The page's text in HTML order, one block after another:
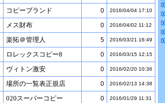
コピーブランド 0 2016/04/04 17:10
メス財布 0 2016/04/02 11:12
楽拓＠管理人 5 2016/03/21 16:49
ロレックスコピー8 0 2016/03/15 12:15
ヴィトン激安 0 2016/02/20 10:36
場所の一覧表正規店 0 2016/02/13 14:38
020スーパーコピー 0 2016/01/29 11:31